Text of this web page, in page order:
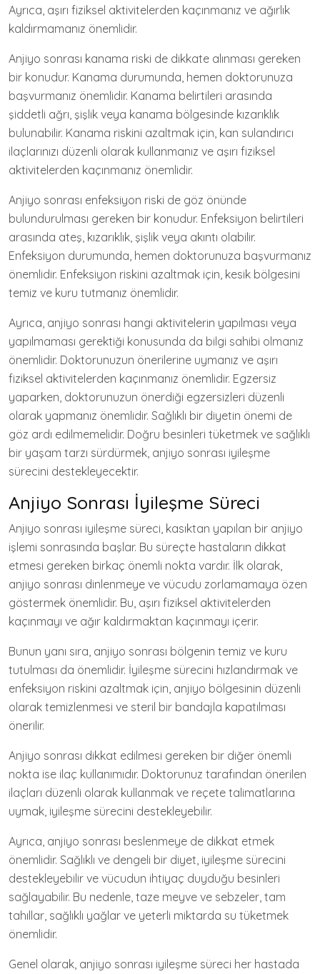
Ayrıca, aşırı fiziksel aktivitelerden kaçınmanız ve ağırlık
kaldırmamanız önemlidir.
Anjiyo sonrası kanama riski de dikkate alınması gereken
bir konudur. Kanama durumunda, hemen doktorunuza
başvurmanız önemlidir. Kanama belirtileri arasında
şiddetli ağrı, şişlik veya kanama bölgesinde kızarıklık
bulunabilir. Kanama riskini azaltmak için, kan sulandırıcı
ilaçlarınızı düzenli olarak kullanmanız ve aşırı fiziksel
aktivitelerden kaçınmanız önemlidir.
Anjiyo sonrası enfeksiyon riski de göz önünde
bulundurulması gereken bir konudur. Enfeksiyon belirtileri
arasında ateş, kızarıklık, şişlik veya akıntı olabilir.
Enfeksiyon durumunda, hemen doktorunuza başvurmanız
önemlidir. Enfeksiyon riskini azaltmak için, kesik bölgesini
temiz ve kuru tutmanız önemlidir.
Ayrıca, anjiyo sonrası hangi aktivitelerin yapılması veya
yapılmaması gerektiği konusunda da bilgi sahibi olmanız
önemlidir. Doktorunuzun önerilerine uymanız ve aşırı
fiziksel aktivitelerden kaçınmanız önemlidir. Egzersiz
yaparken, doktorunuzun önerdiği egzersizleri düzenli
olarak yapmanız önemlidir. Sağlıklı bir diyetin önemi de
göz ardı edilmemelidir. Doğru besinleri tüketmek ve sağlıklı
bir yaşam tarzı sürdürmek, anjiyo sonrası iyileşme
sürecini destekleyecektir.
Anjiyo Sonrası İyileşme Süreci
Anjiyo sonrası iyileşme süreci, kasıktan yapılan bir anjiyo
işlemi sonrasında başlar. Bu süreçte hastaların dikkat
etmesi gereken birkaç önemli nokta vardır. İlk olarak,
anjiyo sonrası dinlenmeye ve vücudu zorlamamaya özen
göstermek önemlidir. Bu, aşırı fiziksel aktivitelerden
kaçınmayı ve ağır kaldırmaktan kaçınmayı içerir.
Bunun yanı sıra, anjiyo sonrası bölgenin temiz ve kuru
tutulması da önemlidir. İyileşme sürecini hızlandırmak ve
enfeksiyon riskini azaltmak için, anjiyo bölgesinin düzenli
olarak temizlenmesi ve steril bir bandajla kapatılması
önerilir.
Anjiyo sonrası dikkat edilmesi gereken bir diğer önemli
nokta ise ilaç kullanımıdır. Doktorunuz tarafından önerilen
ilaçları düzenli olarak kullanmak ve reçete talimatlarına
uymak, iyileşme sürecini destekleyebilir.
Ayrıca, anjiyo sonrası beslenmeye de dikkat etmek
önemlidir. Sağlıklı ve dengeli bir diyet, iyileşme sürecini
destekleyebilir ve vücudun ihtiyaç duyduğu besinleri
sağlayabilir. Bu nedenle, taze meyve ve sebzeler, tam
tahıllar, sağlıklı yağlar ve yeterli miktarda su tüketmek
önemlidir.
Genel olarak, anjiyo sonrası iyileşme süreci her hastada